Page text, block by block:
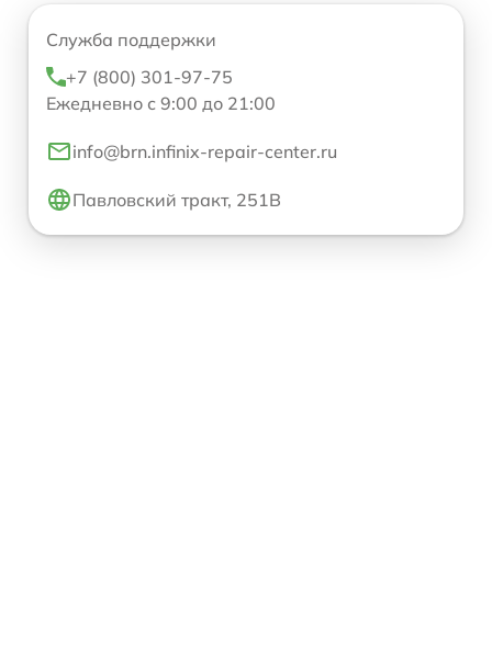
Служба поддержки
+7 (800) 301-97-75
Ежедневно с 9:00 до 21:00
info@brn.infinix-repair-center.ru
Павловский тракт, 251В